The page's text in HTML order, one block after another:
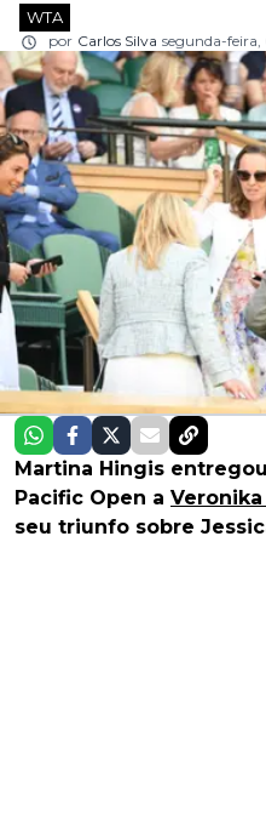
WTA
por Carlos Silva segunda-
Martina Hingis
Pacific Open a
seu triunfo sobre